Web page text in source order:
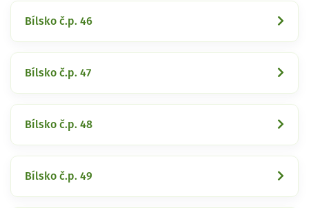
Bílsko č.p. 46
Bílsko č.p. 47
Bílsko č.p. 48
Bílsko č.p. 49